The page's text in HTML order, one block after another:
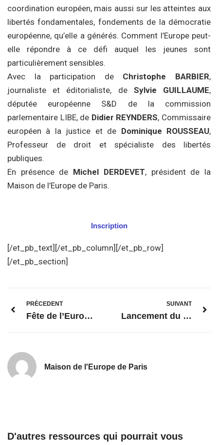
coordination européen, mais aussi sur les atteintes aux
libertés fondamentales, fondements de la démocratie
européenne, qu’elle a générés. Comment l’Europe peut-
elle répondre à ce défi auquel les jeunes sont
particulièrement sensibles.
Avec la participation de Christophe BARBIER,
journaliste et éditorialiste, de Sylvie GUILLAUME,
députée européenne S&D de la commission
parlementaire LIBE, de Didier REYNDERS, Commissaire
européen à la justice et de Dominique ROUSSEAU,
Professeur de droit et spécialiste des libertés
publiques.
En présence de Michel DERDEVET, président de la
Maison de l’Europe de Paris.
Inscription
[/et_pb_text][/et_pb_column][/et_pb_row]
[/et_pb_section]
PRÉCEDENT
Fête de l’Europe de Paris – un événement hybride
SUIVANT
Lancement du projet #SpeakUpfortheFutureofEurope
Maison de l'Europe de Paris
D'autres ressources qui pourrait vous